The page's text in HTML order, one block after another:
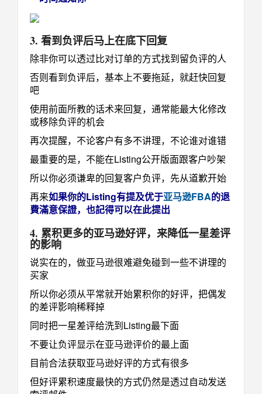
3. 看到负评后马上在底下回复
除非你可以透过比对订单的方式找到留负评的人
否则看到负评后，基本上不要拖延，就赶快回复
吧
使用前面所教的话术来回复，通常能最大化修改
或移除负评的机会
再次提醒，不论客户有多不讲理，不论谁对谁错
最重要的是，不能在Listing公开版面跟客户吵架
所以你必须谦卑的回复客户负评，先从道歉开始
再来如果你的Listing有提及优于亚马逊FBA的退
費滿意保證，也記得可以在此提出
4. 累积更多的亚马逊好评，来降低一星差评
的影响
说实在的，做亚马逊很难避免碰到一些不讲理的
买家
所以你必须从平常就开始累积你的好评，把偶发
的差评影响稀释掉
同时把一星差评给洗到Listing最下面
不要让负评显示在亚马逊评价的最上面
目前合法获取亚马逊好评的方式有很多
但好评累积速度最快的方式仍然是透过自动发送